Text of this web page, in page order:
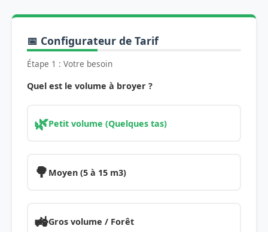
📅 Configurateur de Tarif
Étape 1 : Votre besoin
Quel est le volume à broyer ?
🌿Petit volume (Quelques tas)
🌳 Moyen (5 à 15 m3)
🚜Gros volume / Forêt